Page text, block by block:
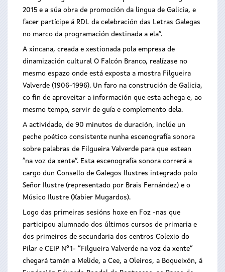
2015 e a súa obra de promoción da lingua de Galicia, e
facer partícipe á RDL da celebración das Letras Galegas
no marco da programación destinada a ela”.
A xincana, creada e xestionada pola empresa de
dinamización cultural O Falcón Branco, realízase no
mesmo espazo onde está exposta a mostra Filgueira
Valverde (1906-1996). Un faro na construción de Galicia,
co fin de aproveitar a información que esta achega e, ao
mesmo tempo, servir de guía e complemento dela.
A actividade, de 90 minutos de duración, inclúe un
peche poético consistente nunha escenografía sonora
sobre palabras de Filgueira Valverde para que estean
“na voz da xente”. Esta escenografía sonora correrá a
cargo dun Consello de Galegos Ilustres integrado polo
Señor Ilustre (representado por Brais Fernández) e o
Músico Ilustre (Xabier Mugardos).
Logo das primeiras sesións hoxe en Foz -nas que
participou alumnado dos últimos cursos de primaria e
dos primeiros de secundaria dos centros Colexio do
Pilar e CEIP Nº1- “Filgueira Valverde na voz da xente”
chegará tamén a Melide, a Cee, a Oleiros, a Boqueixón, á